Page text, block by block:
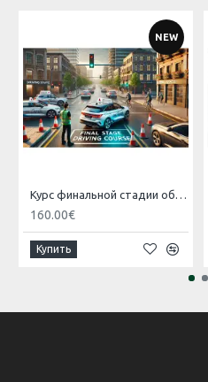
NEW
Курс финальной стадии обучения
160.00€
Купить